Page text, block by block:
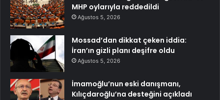
MHP oylarıyla reddedildi
Ağustos 5, 2026
Mossad’dan dikkat çeken iddia:
İran’ın gizli planı deşifre oldu
Ağustos 5, 2026
İmamoğlu’nun eski danışmanı,
Kılıçdaroğlu’na desteğini açıkladı